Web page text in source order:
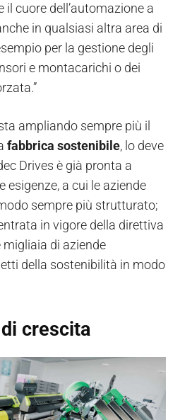
cuore dell’automazione a
in qualsiasi altra area di
per la gestione degli
e montacarichi o dei
ampliando sempre più il
fabbrica sostenibile, lo deve
Drives è già pronta a
esigenze, a cui le aziende
sempre più strutturato;
in vigore della direttiva
migliaia di aziende
della sostenibilità in modo
crescita